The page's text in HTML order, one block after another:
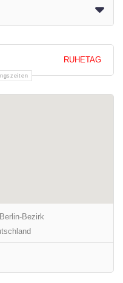
RUHETAG
Bezirk